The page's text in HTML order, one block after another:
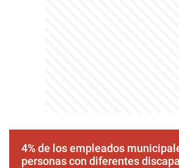
4% de los empleados
personas con diferentes